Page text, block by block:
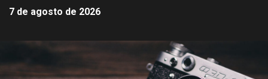
7 de agosto de 2026